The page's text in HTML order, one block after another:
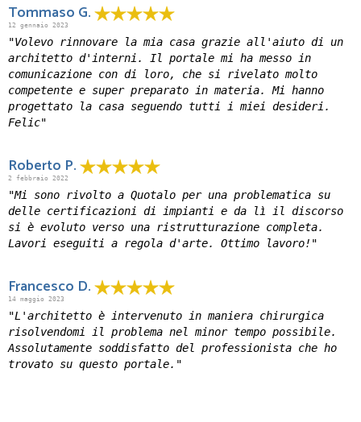
Tommaso G.
12 gennaio 2023
"Volevo rinnovare la mia casa grazie all'aiuto di un
architetto d'interni. Il portale mi ha messo in
comunicazione con di loro, che si rivelato molto
competente e super preparato in materia. Mi hanno
progettato la casa seguendo tutti i miei desideri.
Felic"
Roberto P.
2 febbraio 2022
"Mi sono rivolto a Quotalo per una problematica su
delle certificazioni di impianti e da lì il discorso
si è evoluto verso una ristrutturazione completa.
Lavori eseguiti a regola d'arte. Ottimo lavoro!"
Francesco D.
14 maggio 2023
"L'architetto è intervenuto in maniera chirurgica
risolvendomi il problema nel minor tempo possibile.
Assolutamente soddisfatto del professionista che ho
trovato su questo portale."